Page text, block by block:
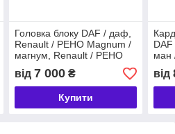
Головка блоку DAF / даф,
Renault / РЕНО Magnum /
магнум, Renault / РЕНО
Premium / преміум, MAN /
ман
від 7 000₴
Купити
ман
від